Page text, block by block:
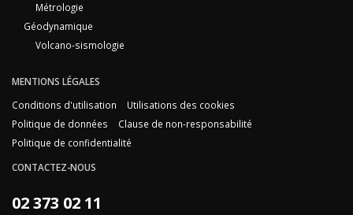
Métrologie
Géodynamique
Volcano-sismologie
MENTIONS LÉGALES
Conditions d'utilisation
Utilisations des cookies
Politique de données
Clause de non-responsabilité
Politique de confidentialité
CONTACTEZ-NOUS
02 373 02 11